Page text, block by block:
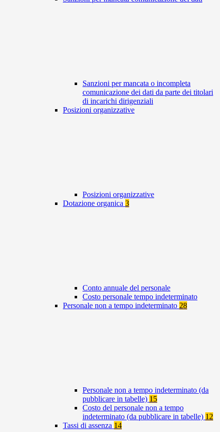
Sanzioni per mancata o incompleta
comunicazione dei dati da parte dei titolari
di incarichi dirigenziali
Posizioni organizzative
Posizioni organizzative
Dotazione organica 3
Conto annuale del personale
Costo personale tempo indeterminato
Personale non a tempo indeterminato 28
Personale non a tempo indeterminato (da
pubblicare in tabelle) 15
Costo del personale non a tempo
indeterminato (da pubblicare in tabelle) 12
Tassi di assenza 14